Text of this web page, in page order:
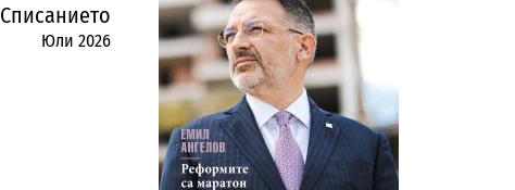
Списанието
Юли 2026